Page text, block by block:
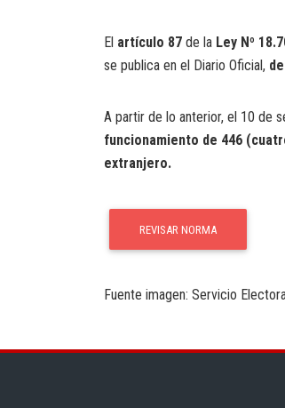
El artículo 87 de la Ley Nº
se publica en el Diario Oficial,
A partir de lo anterior, el 10 de
funcionamiento de 446
extranjero.
REVISAR NORMA
Fuente imagen: Servicio